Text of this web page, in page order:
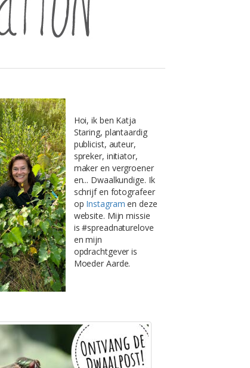
Hoi, ik ben Katja
Staring, plantaardig
publicist, auteur,
spreker, initiator,
maker en vergroener
en... Dwaalkundige. Ik
schrijf en fotografeer
op Instagram en deze
website. Mijn missie
is #spreadnaturelove
en mijn
opdrachtgever is
Moeder Aarde.